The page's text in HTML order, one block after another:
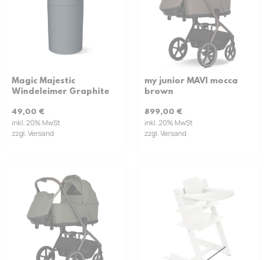
Magic Majestic
Windeleimer Graphite
49,00 €
inkl. 20% MwSt
zzgl. Versand
my junior MAVI mocca
brown
899,00 €
inkl. 20% MwSt
zzgl. Versand